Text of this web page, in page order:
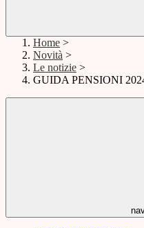
Home >
Novità >
Le notizie >
GUIDA PENSIONI